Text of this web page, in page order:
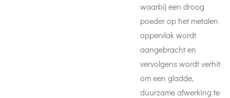
waarbij een droog
poeder op het metalen
oppervlak wordt
aangebracht en
vervolgens wordt verhit
om een gladde,
duurzame afwerking te